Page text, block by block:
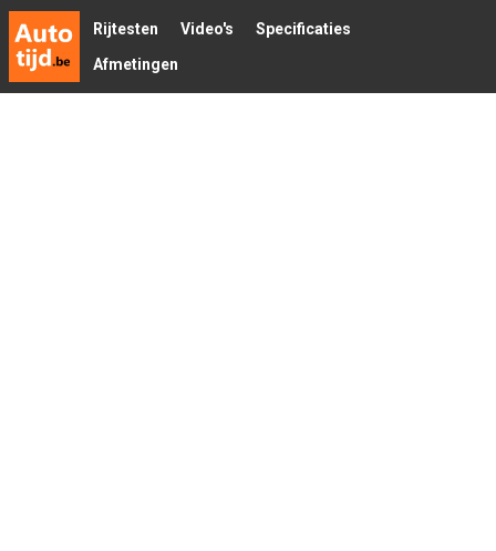
Rijtesten Video's
Specificaties
Afmetingen